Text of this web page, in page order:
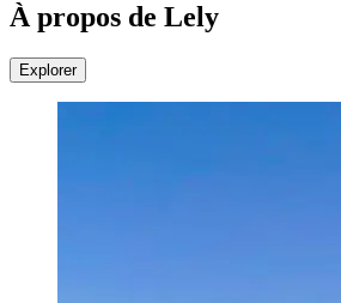
À propos de Lely
Explorer